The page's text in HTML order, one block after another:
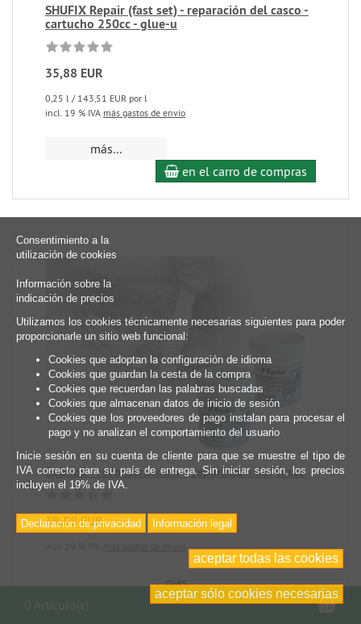
SHUFIX Repair (fast set) - reparación del casco -
cartucho 250cc - glue-u
35,88 EUR
0,25 l / 143,51 EUR por l
incl. 19 % IVA más gastos de envío
más...
en el carro de compras
Equilox - reconstrucción y reparación del casco
39,98 EUR
más...
Consentimiento a la
utilización de cookies
Información sobre la
indicación de precios
Utilizamos los cookies técnicamente necesarias siguientes para poder
proporcionarle un sitio web funcional:
Cookies que adoptan la configuración de idioma
Cookies que guardan la cesta de la compra
Cookies que recuerdan las palabras buscadas
Cookies que almacenan datos de inicio de sesión
Cookies que los proveedores de pago instalan para procesar el
pago y no analizan el comportamiento del usuario
Inicie sesión en su cuenta de cliente para que se muestre el tipo de
IVA correcto para su país de entrega. Sin iniciar sesión, los precios
incluyen el 19% de IVA.
Declaración de privacidad Información legal
aceptar todas las cookies
aceptar sólo cookies necesarias